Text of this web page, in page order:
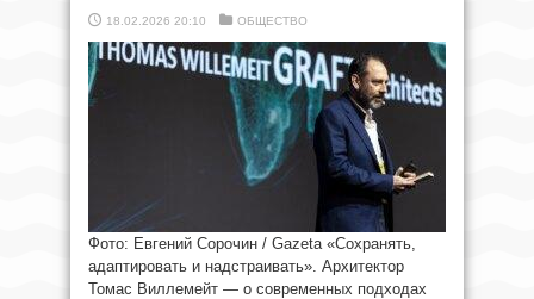
18.02.2026 20:10 ОБЩЕСТВО
Фото: Евгений Сорочин / Gazeta «Сохранять,
адаптировать и надстраивать». Архитектор
Томас Виллемейт — о современных подходах